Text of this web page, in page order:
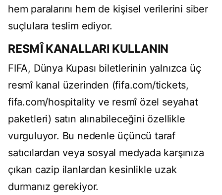
hem paralarını hem de kişisel verilerini siber
suçlulara teslim ediyor.
RESMÎ KANALLARI KULLANIN
FIFA, Dünya Kupası biletlerinin yalnızca üç
resmî kanal üzerinden (fifa.com/tickets,
fifa.com/hospitality ve resmî özel seyahat
paketleri) satın alınabileceğini özellikle
vurguluyor. Bu nedenle üçüncü taraf
satıcılardan veya sosyal medyada karşınıza
çıkan cazip ilanlardan kesinlikle uzak
durmanız gerekiyor.